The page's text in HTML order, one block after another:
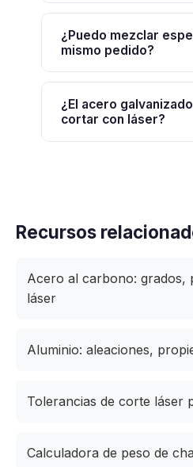
¿Puedo mezclar
mismo pedido?
¿El acero
cortar con láser?
Recursos
Acero al carbono: grados,
láser
Aluminio: aleaciones,
Tolerancias de corte láser
Calculadora de peso de